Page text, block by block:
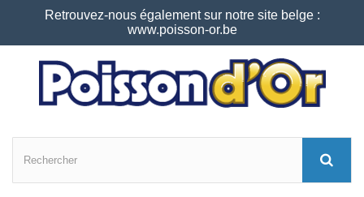
Retrouvez-nous également sur notre site belge :
www.poisson-or.be